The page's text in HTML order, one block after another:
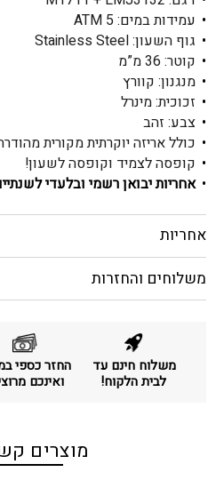
עמידות במים: ATM 5
גוף השעון: Stainless Steel
קוטר: 36 מ”מ
מנגנון: קוורץ
זכוכית: מינרל
צבע: זהב
כולל אריזה יוקרתית מקורית
קופסה לצמיד וקופסה לשעון!
אחריות יבואן רשמי ובלעדי
אחריות
משלוחים והחזרות
משלוח חינם עד
לבית הלקוח!
החזר כספי
ואינכם
מוצרים